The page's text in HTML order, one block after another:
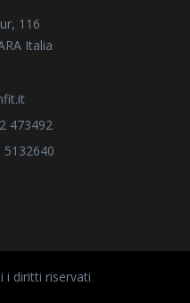
116
Italia
473492
5132640
i diritti riservati